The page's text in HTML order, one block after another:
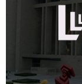
数字博物馆
产品展厅设